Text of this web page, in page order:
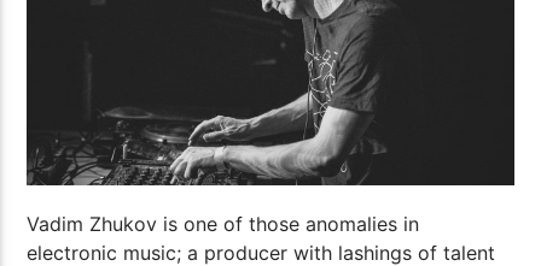
Vadim Zhukov is one of those anomalies in
electronic music; a producer with lashings of talent